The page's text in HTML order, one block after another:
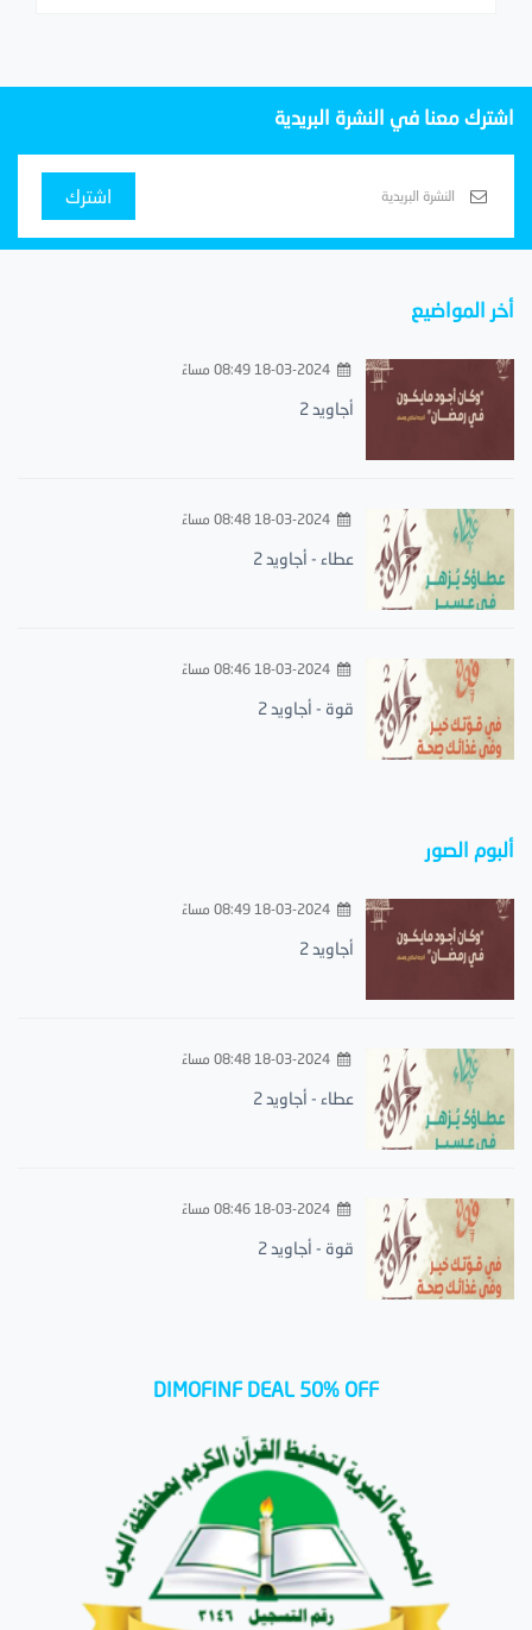
اشترك معنا في النشرة البريدية
اشترك
أخر المواضيع
18-03-2024 08:49 مساءً
أجاويد 2
18-03-2024 08:48 مساءً
عطاء - أجاويد 2
18-03-2024 08:46 مساءً
قوة - أجاويد 2
ألبوم الصور
18-03-2024 08:49 مساءً
أجاويد 2
18-03-2024 08:48 مساءً
عطاء - أجاويد 2
18-03-2024 08:46 مساءً
قوة - أجاويد 2
DIMOFINF DEAL 50% OFF